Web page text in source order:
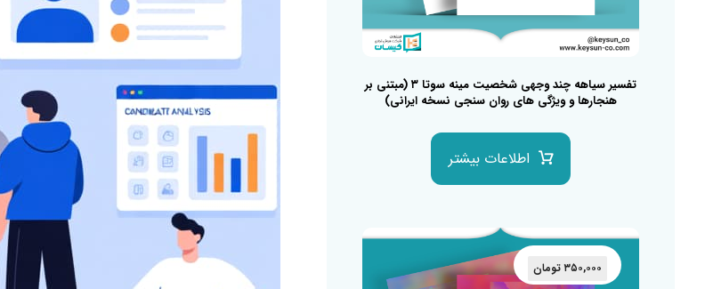
تفسیر سیاهه چند وجهی شخصیت مینه سوتا ۳ (مبتنی بر
هنجارها و ویژگی های روان سنجی نسخه ایرانی)
اطلاعات بیشتر
۳۵۰,۰۰۰ تومان